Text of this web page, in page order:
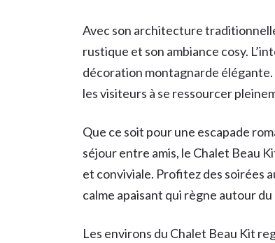
Avec son architecture
rustique et son ambiance cosy.
décoration montagnarde
les visiteurs à se ressourcer
Que ce soit pour une escapade
séjour entre amis, le Chalet Beau
et conviviale. Profitez des soirées
calme apaisant qui règne autour
Les environs du Chalet Beau Kit